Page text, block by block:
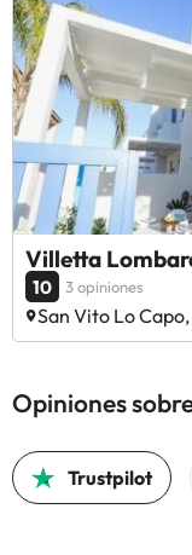
Villetta
10 3 opiniones
San Vito Lo
Opiniones
Trustpilot